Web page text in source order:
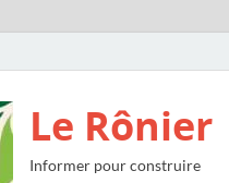
Le Rônier
Informer pour construire